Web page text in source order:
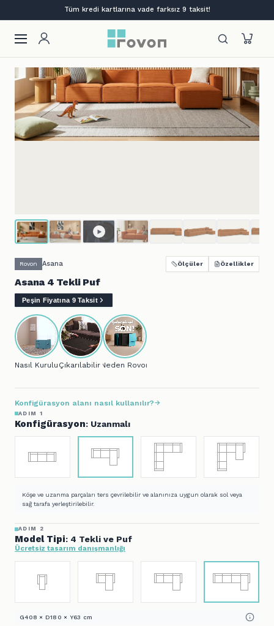
Lansmana özel %12 indirim + ilk siparişe %10
Rovon Asana Ölçüler Özellikler
Asana 4 Tekli Puf
Peşin Fiyatına 9 Taksit
Nasıl Kurulur?Çıkarılabilir KılıfNeden Rovon?
Konfigürasyon alanı nasıl kullanılır?
ADIM 1
Konfigürasyon: Uzanmalı
Köşe ve uzanma parçaları ters çevrilebilir ve alanınıza uygun olarak sol veya
sağ tarafa yerleştirilebilir.
ADIM 2
Model Tipi: 4 Tekli ve Puf
Ücretsiz tasarım danışmanlığı
G408 × D180 × Y63 cm